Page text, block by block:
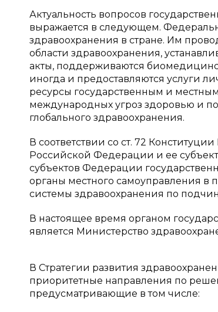
Актуальность вопросов
выражается в следующем.
здравоохранения в стране. Им
области здравоохранения,
акты, поддерживаются
иногда и предоставляются услуги
ресурсы государственным и
международных угроз здоровью и
глобального здравоохранения.
В соответствии со ст. 72
Российской Федерации и ее
субъектов Федерации
органы местного самоуправления
системы здравоохранения по
В настоящее время органом
является Министерство
В Стратегии развития
приоритетные направления по
предусматривающие в том числе: